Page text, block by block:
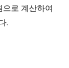
으로 계산하여
.